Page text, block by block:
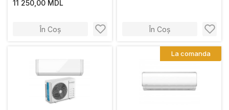
11 250,00 MDL
În Coș În Coș
La comanda